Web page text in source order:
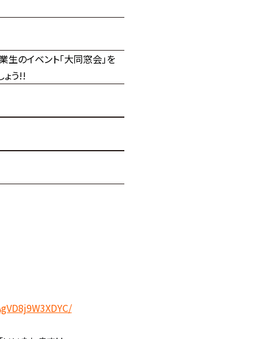
のイベント「大同窓会」を
ょう!!